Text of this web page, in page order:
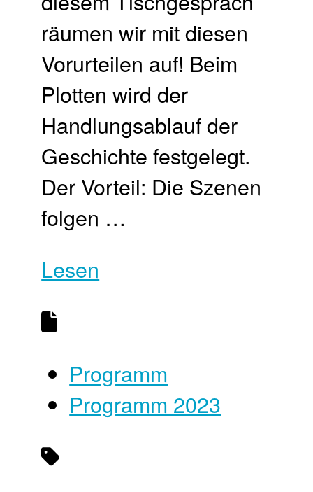
räumen wir mit diesen
Vorurteilen auf! Beim
Plotten wird der
Handlungsablauf der
Geschichte festgelegt.
Der Vorteil: Die Szenen
folgen …
Lesen
Programm
Programm 2023